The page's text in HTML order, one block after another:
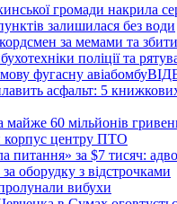
громади накрила
залишилася без води
за мемами та
поліції та
фугасну авіабомбу
асфальт: 5
майже 60 мільйонів
корпус центру ПТО
питання» за $7 тисяч:
оборудку з відстрочками
вибухи